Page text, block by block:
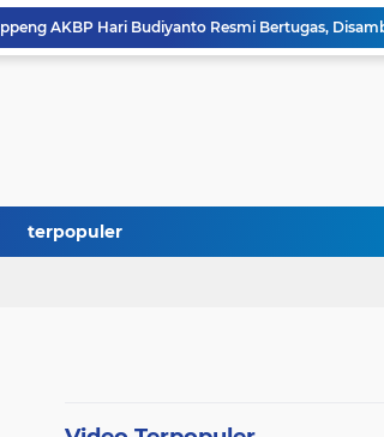
terpopuler